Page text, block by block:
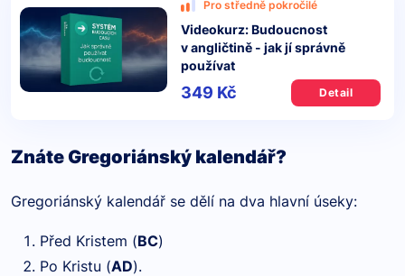
Pro středně pokročilé
Videokurz: Budoucnost
v angličtině - jak jí správně
používat
349 Kč Detail
Znáte Gregoriánský kalendář?
Gregoriánský kalendář se dělí na dva hlavní úseky:
Před Kristem (BC)
Po Kristu (AD).